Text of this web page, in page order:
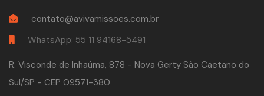
contato@avivamissoes.com.br
WhatsApp: 55 11 94168-5491
R. Visconde de Inhaúma, 878 - Nova Gerty São Caetano do
Sul/SP - CEP 09571-380